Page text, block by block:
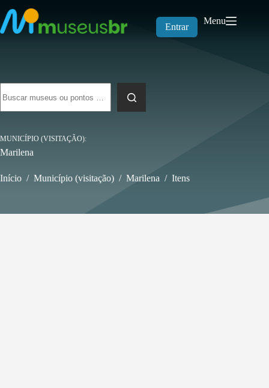
para
o
conteúdo
Entrar
Menu
resultados
MUNICÍPIO (VISITAÇÃO)
Marilena
Início / Município (visitação) / Marilena / Itens